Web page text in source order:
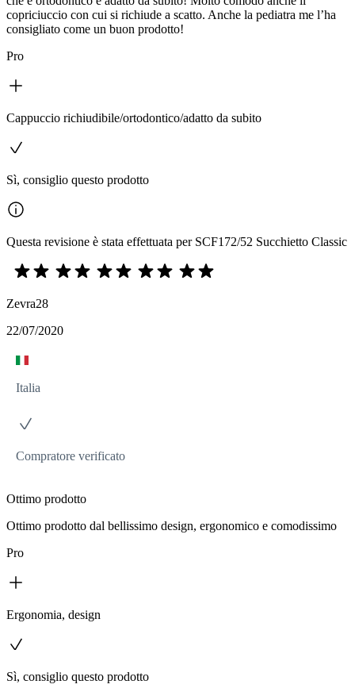
copriciuccio con cui si richiude a scatto. Anche la pediatra me l’ha
consigliato come un buon prodotto!
Pro
Cappuccio richiudibile/ortodontico/adatto da subito
Sì, consiglio questo prodotto
Questa revisione è stata effettuata per SCF172/52 Succhietto Classic
Zevra28
22/07/2020
Italia
Compratore verificato
Ottimo prodotto
Ottimo prodotto dal bellissimo design, ergonomico e comodissimo
Pro
Ergonomia, design
Sì, consiglio questo prodotto